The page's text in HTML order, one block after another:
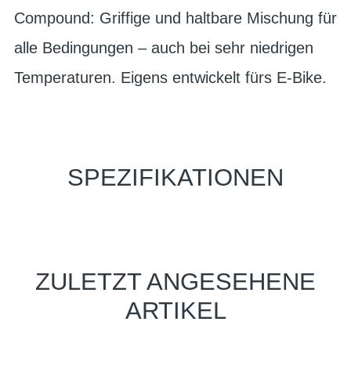
Compound: Griffige und haltbare Mischung für
alle Bedingungen – auch bei sehr niedrigen
Temperaturen. Eigens entwickelt fürs E-Bike.
SPEZIFIKATIONEN
ZULETZT ANGESEHENE
ARTIKEL